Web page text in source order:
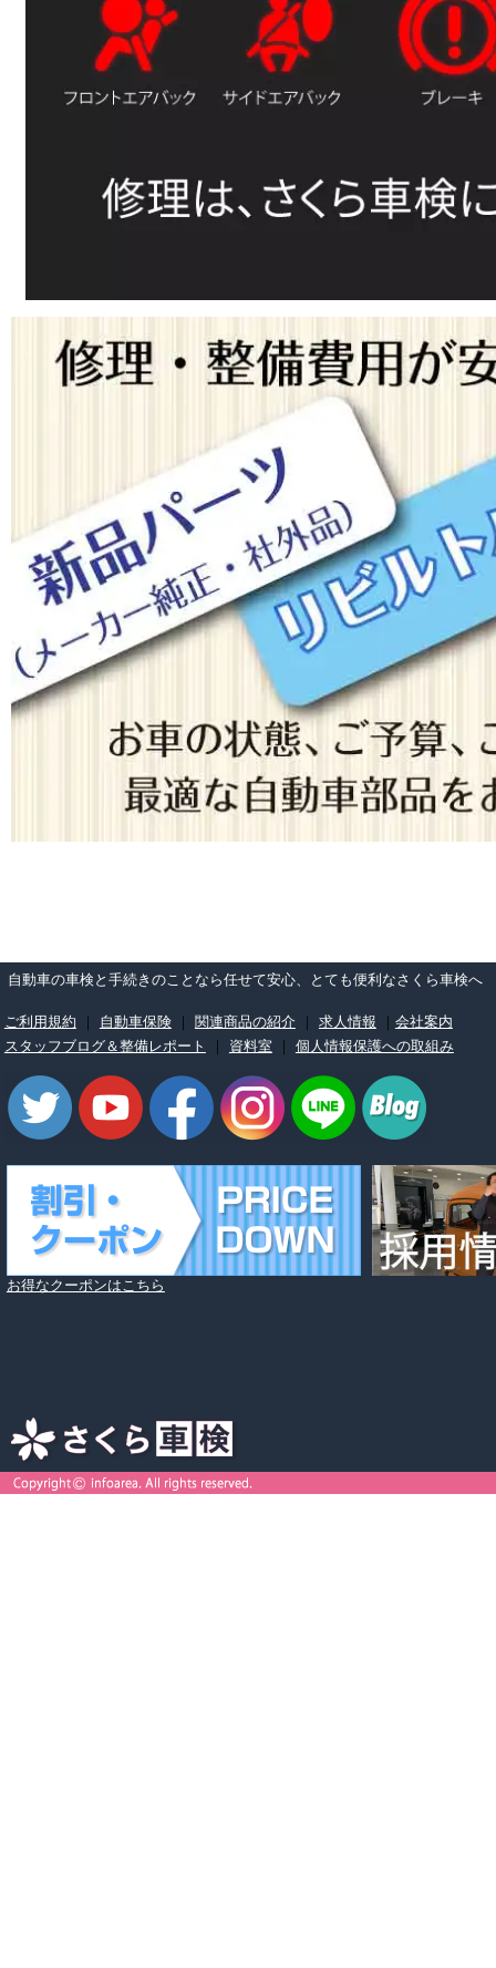
自動車の車検と手続きのことなら任せて安心、とても便利なさくら車検へ
ご利用規約 自動車保険｜ 関連商品の紹介｜ 求人情報
会社案内
スタッフブログ＆整備レポート
資料室 個人情報保護への取組み
お得なクーポンはこちら